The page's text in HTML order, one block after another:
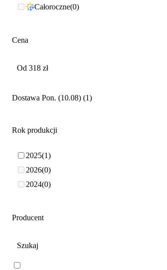
Całoroczne 0
Cena
Dostawa Pon. (10.08) 1
Rok produkcji
2025 1
2026 0
2024 0
Producent